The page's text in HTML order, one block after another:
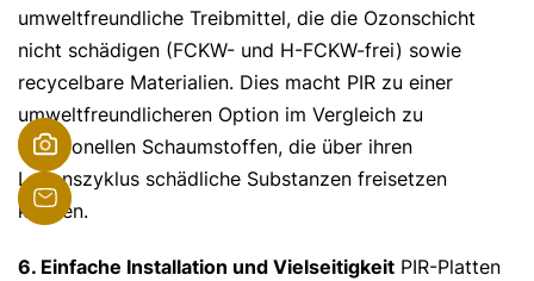
umweltfreundliche Treibmittel, die die Ozonschicht
nicht schädigen (FCKW- und H-FCKW-frei) sowie
recycelbare Materialien. Dies macht PIR zu einer
umweltfreundlicheren Option im Vergleich zu
traditionellen Schaumstoffen, die über ihren
Lebenszyklus schädliche Substanzen freisetzen
können.
6. Einfache Installation und Vielseitigkeit PIR-Platten